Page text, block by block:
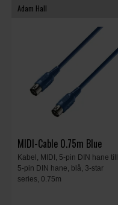
Adam Hall
MIDI-Cable 0.75m Blue
Kabel, MIDI, 5-pin DIN hane till
5-pin DIN hane, blå, 3-star
series, 0.75m